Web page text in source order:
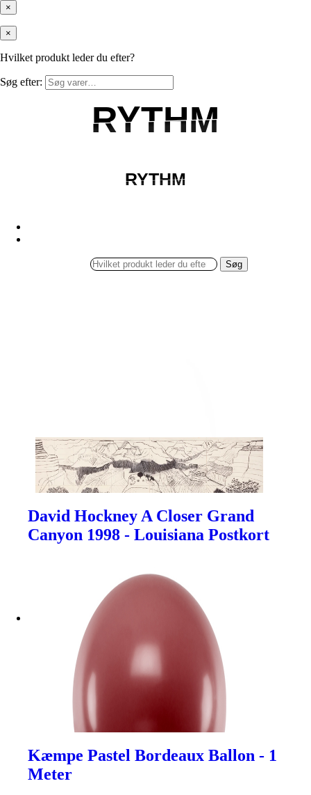
×
×
Hvilket produkt leder du efter?
Søg efter:
RYTHM
RYTHM
RYTHM
RYTHM
Søg
David Hockney A Closer Grand
Canyon 1998 - Louisiana Postkort
Kæmpe Pastel Bordeaux Ballon - 1
Meter